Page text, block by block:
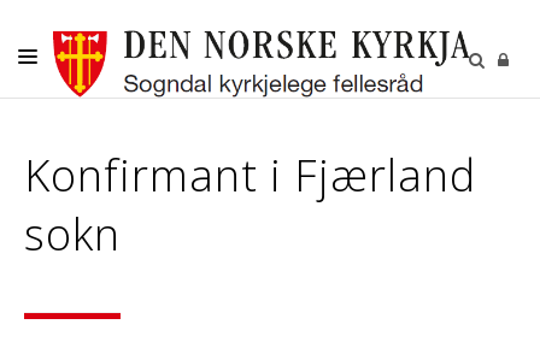
KYRKJELEGE HANDLINGAR
BORN OG UNGE
KULTUR
Konfirmant i Fjærland
sokn